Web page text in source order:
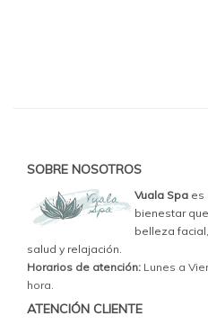
SOBRE NOSOTROS
Vuala Spa es
bienestar
belleza
salud y relajación.
Horarios de atención: Lunes a
hora.
ATENCIÓN CLIENTE